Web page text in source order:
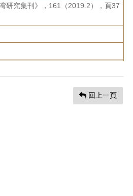
研究集刊》，161（2019.2），頁37
回上一頁